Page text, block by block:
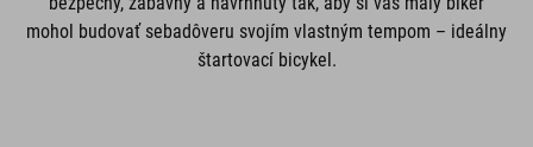
mohol budovať sebadôveru svojím vlastným tempom – ideálny
štartovací bicykel.